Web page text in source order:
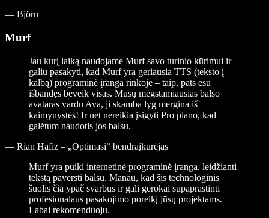
— Björn
Murf
Jau kurį laiką naudojame Murf savo turinio kūrimui ir
galiu pasakyti, kad Murf yra geriausia TTS (teksto į
kalbą) programinė įranga rinkoje – taip, pats esu
išbandęs beveik visas. Mūsų mėgstamiausias balso
avataras vardu Ava, ji skamba lyg mergina iš
kaimynystės! Ir net nereikia įsigyti Pro plano, kad
galėtum naudotis jos balsu.
— Rian Hafiz – „Optimasi“ bendraįkūrėjas
Murf yra puiki internetinė programinė įranga, leidžianti
tekstą paversti balsu. Manau, kad šis technologinis
šuolis čia ypač svarbus ir gali gerokai supaprastinti
profesionalaus pasakojimo poreikį jūsų projektams.
Labai rekomenduoju.